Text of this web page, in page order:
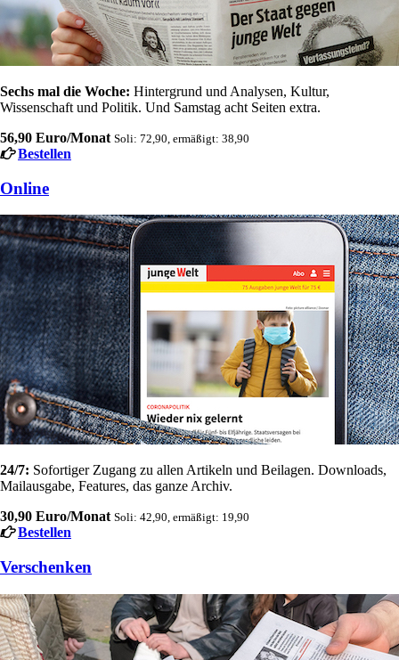
Sechs mal die Woche: Hintergrund und Analysen, Kultur,
Wissenschaft und Politik. Und Samstag acht Seiten extra.
56,90 Euro/Monat Soli: 72,90, ermäßigt: 38,90
Bestellen
Online
24/7: Sofortiger Zugang zu allen Artikeln und Beilagen. Downloads,
Mailausgabe, Features, das ganze Archiv.
30,90 Euro/Monat Soli: 42,90, ermäßigt: 19,90
Bestellen
Verschenken